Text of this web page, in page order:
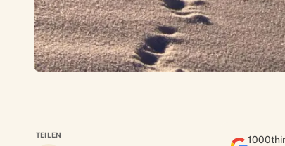
TEILEN